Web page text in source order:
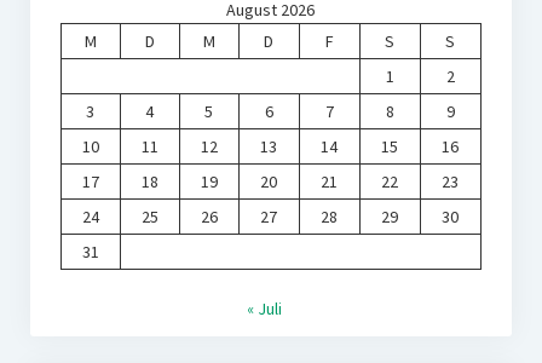
August 2026
M
D M D F S
S
1
2
3
4 5 6 7 8
9
10
11 12 13 14 15
16
17
18 19 20 21 22
23
24
25 26 27 28 29
30
31
« Juli